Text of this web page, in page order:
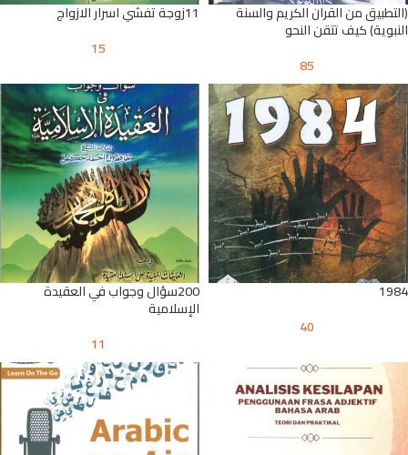
(التطبيق من القران الكريم والسنة
النبوية) كيف تتقن النحو
85
11زوجة تفشي اسرار الازواج
15
1984
40
200سؤال وجواب في العقيدة
الإسلامية
11